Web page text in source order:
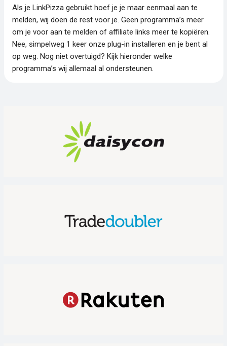
Als je LinkPizza gebruikt hoef je je maar eenmaal aan te
melden, wij doen de rest voor je. Geen programma’s meer
om je voor aan te melden of affiliate links meer te kopiëren.
Nee, simpelweg 1 keer onze plug-in installeren en je bent al
op weg. Nog niet overtuigd? Kijk hieronder welke
programma’s wij allemaal al ondersteunen.